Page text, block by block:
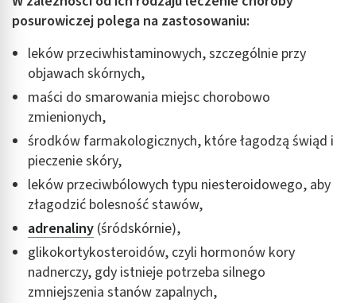
posurowiczej polega na zastosowaniu:
leków przeciwhistaminowych, szczególnie przy
objawach skórnych,
maści do smarowania miejsc chorobowo
zmienionych,
środków farmakologicznych, które łagodzą świąd i
pieczenie skóry,
leków przeciwbólowych typu niesteroidowego, aby
złagodzić bolesność stawów,
adrenaliny (śródskórnie),
glikokortykosteroidów, czyli hormonów kory
nadnerczy, gdy istnieje potrzeba silnego
zmniejszenia stanów zapalnych,